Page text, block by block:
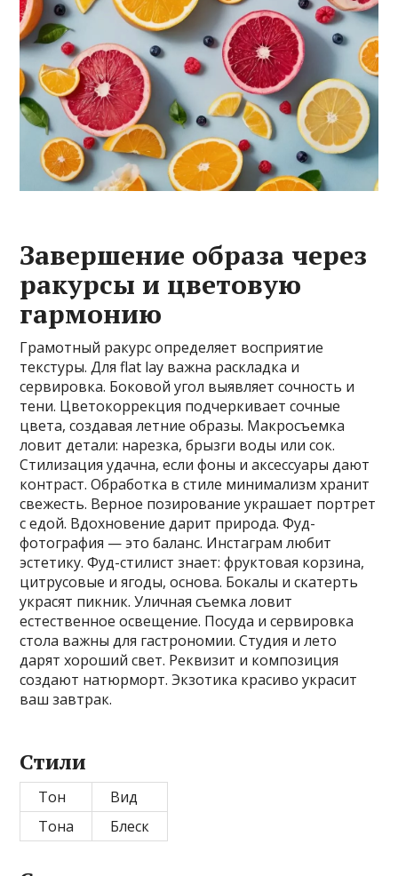
Завершение образа через
ракурсы и цветовую
гармонию
Грамотный ракурс определяет восприятие
текстуры. Для flat lay важна раскладка и
сервировка. Боковой угол выявляет сочность и
тени. Цветокоррекция подчеркивает сочные
цвета, создавая летние образы. Макросъемка
ловит детали: нарезка, брызги воды или сок.
Стилизация удачна, если фоны и аксессуары дают
контраст. Обработка в стиле минимализм хранит
свежесть. Верное позирование украшает портрет
с едой. Вдохновение дарит природа. Фуд-
фотография — это баланс. Инстаграм любит
эстетику. Фуд-стилист знает: фруктовая корзина,
цитрусовые и ягоды, основа. Бокалы и скатерть
украсят пикник. Уличная съемка ловит
естественное освещение. Посуда и сервировка
стола важны для гастрономии. Студия и лето
дарят хороший свет. Реквизит и композиция
создают натюрморт. Экзотика красиво украсит
ваш завтрак.
Стили
Тон
Вид
Тона
Блеск